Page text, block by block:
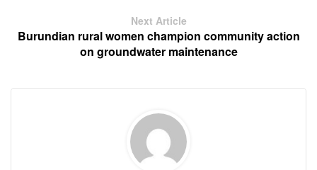
Next Article
Burundian rural women champion community action
on groundwater maintenance